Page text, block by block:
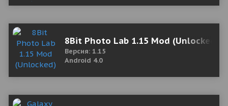
8Bit Photo Lab 1.15 Mod (Unlocked)
Версия: 1.15
Android 4.0